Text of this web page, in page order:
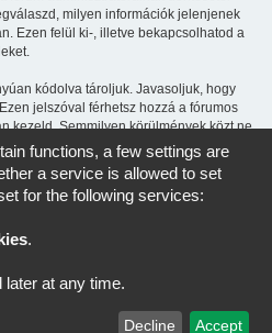
milyen információk jelenjenek
Ezen felül ki-, illetve bekapcsolhatod a
kódolva tároljuk. Javasoljuk, hogy
jelszóval férhetsz hozzá a fórumos
kezeld. Semmilyen körülmények közt ne
az az oldal üzemeltetője is, vagy ha a
elfelejted a jelszavad, használd az
A rendszer kérni fogja a felhasználóneved
egy új jelszót, így újra használhatod az
Software © phpBB Limited
Magyar phpBB Közösség
functions, a few settings are
a service is allowed to set
for the following services:
.
later at any time.
Decline Accept